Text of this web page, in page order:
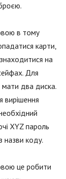
в тому
карти,
на
Для
мати два диска.
вирішення
XYZ пароль
назви коду.
це робити